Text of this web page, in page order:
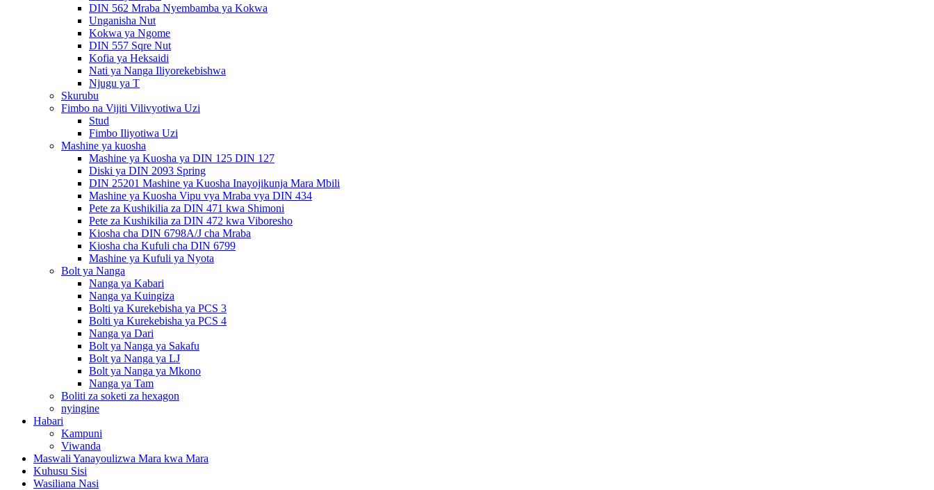
DIN 562 Mraba Nyembamba ya Kokwa
Unganisha Nut
Kokwa ya Ngome
DIN 557 Sqre Nut
Kofia ya Heksaidi
Nati ya Nanga Iliyorekebishwa
Njugu ya T
Skurubu
Fimbo na Vijiti Vilivyotiwa Uzi
Stud
Fimbo Iliyotiwa Uzi
Mashine ya kuosha
Mashine ya Kuosha ya DIN 125 DIN 127
Diski ya DIN 2093 Spring
DIN 25201 Mashine ya Kuosha Inayojikunja Mara Mbili
Mashine ya Kuosha Vipu vya Mraba vya DIN 434
Pete za Kushikilia za DIN 471 kwa Shimoni
Pete za Kushikilia za DIN 472 kwa Viboresho
Kiosha cha DIN 6798A/J cha Mraba
Kiosha cha Kufuli cha DIN 6799
Mashine ya Kufuli ya Nyota
Bolt ya Nanga
Nanga ya Kabari
Nanga ya Kuingiza
Bolti ya Kurekebisha ya PCS 3
Bolti ya Kurekebisha ya PCS 4
Nanga ya Dari
Bolt ya Nanga ya Sakafu
Bolt ya Nanga ya LJ
Bolt ya Nanga ya Mkono
Nanga ya Tam
Boliti za soketi za hexagon
nyingine
Habari
Kampuni
Viwanda
Maswali Yanayoulizwa Mara kwa Mara
Kuhusu Sisi
Wasiliana Nasi